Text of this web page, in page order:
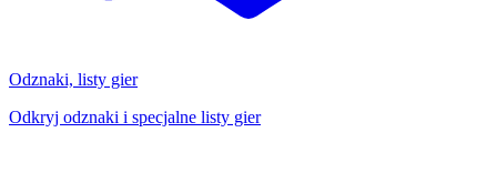
Odznaki, listy gier
Odkryj odznaki i specjalne listy gier